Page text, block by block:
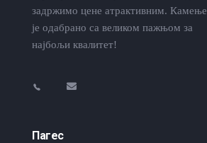
задржимо цене атрактивним. Камење
је одабрано са великом пажњом за
најбољи квалитет!
Пагес